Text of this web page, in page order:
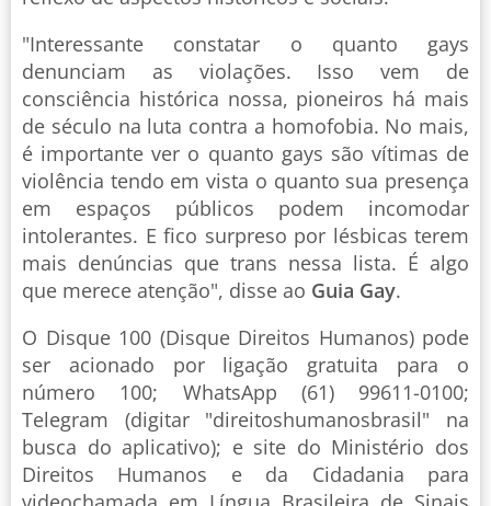
"Interessante constatar o quanto gays
denunciam as violações. Isso vem de
consciência histórica nossa, pioneiros há mais
de século na luta contra a homofobia. No mais,
é importante ver o quanto gays são vítimas de
violência tendo em vista o quanto sua presença
em espaços públicos podem incomodar
intolerantes. E fico surpreso por lésbicas terem
mais denúncias que trans nessa lista. É algo
que merece atenção", disse ao Guia Gay.
O Disque 100 (Disque Direitos Humanos) pode
ser acionado por ligação gratuita para o
número 100; WhatsApp (61) 99611-0100;
Telegram (digitar "direitoshumanosbrasil" na
busca do aplicativo); e site do Ministério dos
Direitos Humanos e da Cidadania para